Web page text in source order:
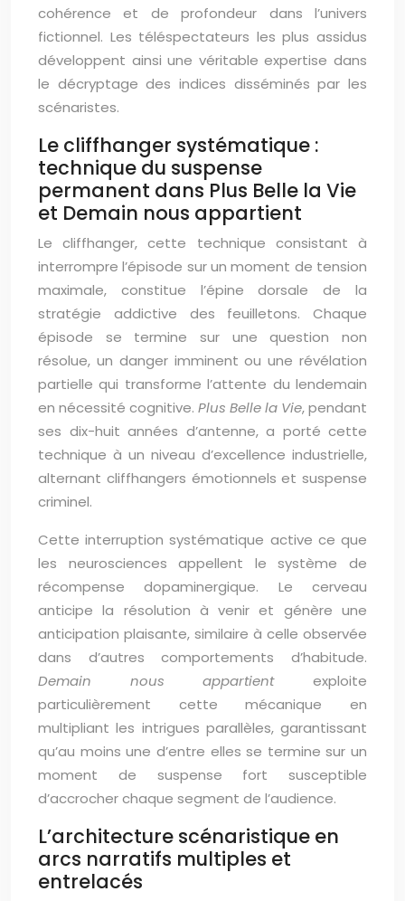
cohérence et de profondeur dans l’univers
fictionnel. Les téléspectateurs les plus assidus
développent ainsi une véritable expertise dans
le décryptage des indices disséminés par les
scénaristes.
Le cliffhanger systématique :
technique du suspense
permanent dans Plus Belle la Vie
et Demain nous appartient
Le cliffhanger, cette technique consistant à
interrompre l’épisode sur un moment de tension
maximale, constitue l’épine dorsale de la
stratégie addictive des feuilletons. Chaque
épisode se termine sur une question non
résolue, un danger imminent ou une révélation
partielle qui transforme l’attente du lendemain
en nécessité cognitive. Plus Belle la Vie, pendant
ses dix-huit années d’antenne, a porté cette
technique à un niveau d’excellence industrielle,
alternant cliffhangers émotionnels et suspense
criminel.
Cette interruption systématique active ce que
les neurosciences appellent le système de
récompense dopaminergique. Le cerveau
anticipe la résolution à venir et génère une
anticipation plaisante, similaire à celle observée
dans d’autres comportements d’habitude.
Demain nous appartientexploite
particulièrement cette mécanique en
multipliant les intrigues parallèles, garantissant
qu’au moins une d’entre elles se termine sur un
moment de suspense fort susceptible
d’accrocher chaque segment de l’audience.
L’architecture scénaristique en
arcs narratifs multiples et
entrelacés